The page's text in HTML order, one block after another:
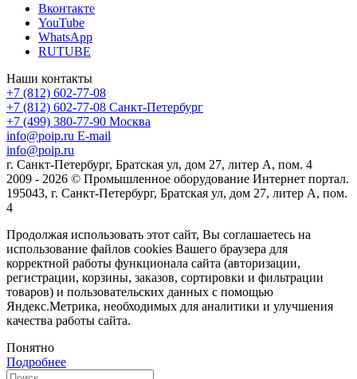
Вконтакте
YouTube
WhatsApp
RUTUBE
Наши контакты
+7 (812) 602-77-08
+7 (812) 602-77-08 Санкт-Петербург
+7 (499) 380-77-90 Москва
info@poip.ru E-mail
info@poip.ru
г. Санкт-Петербург, Братская ул, дом 27, литер А, пом. 4
2009 - 2026 © Промышленное оборудование Интернет портал.
195043, г. Санкт-Петербург, Братская ул, дом 27, литер А, пом.
4
Продолжая использовать этот сайт, Вы соглашаетесь на
использование файлов cookies Вашего браузера для
корректной работы функционала сайта (авторизации,
регистрации, корзины, заказов, сортировки и фильтрации
товаров) и пользовательских данных с помощью
Яндекс.Метрика, необходимых для аналитики и улучшения
качества работы сайта.
Понятно
Подробнее